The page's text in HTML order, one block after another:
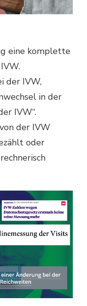
eine komplette
der IVW,
in der
IVW“.
der IVW
oder